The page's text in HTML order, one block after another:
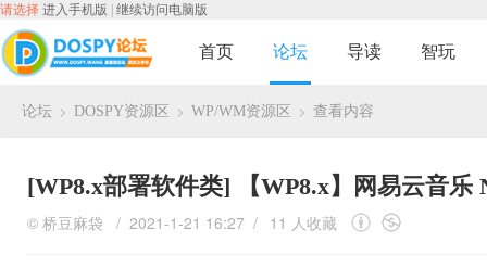
请选择 进入手机版 继续访问电脑版
首页 论坛 导读 智玩
论坛 DOSPY资源区 WP/WM资源区 查看内容
[WP8.x部署软件类] 【WP8.x】网易云音乐
© 桥豆麻袋 / 2021-1-21 16:27 / 11 人收藏